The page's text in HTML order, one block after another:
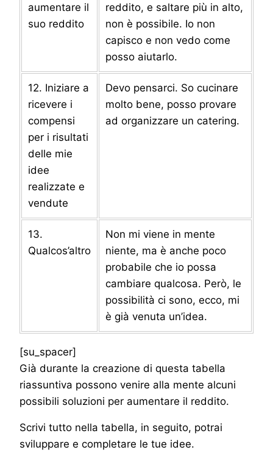
aumentare il
suo reddito
reddito, e saltare più in alto,
non è possibile. Io non
capisco e non vedo come
posso aiutarlo.
12. Iniziare a
ricevere i
compensi
per i risultati
delle mie
idee
realizzate e
vendute
Devo pensarci. So cucinare
molto bene, posso provare
ad organizzare un catering.
13.
Qualcos’altro
Non mi viene in mente
niente, ma è anche poco
probabile che io possa
cambiare qualcosa. Però, le
possibilità ci sono, ecco, mi
è già venuta un’idea.
[su_spacer]
Già durante la creazione di questa tabella
riassuntiva possono venire alla mente alcuni
possibili soluzioni per aumentare il reddito.
Scrivi tutto nella tabella, in seguito, potrai
sviluppare e completare le tue idee.